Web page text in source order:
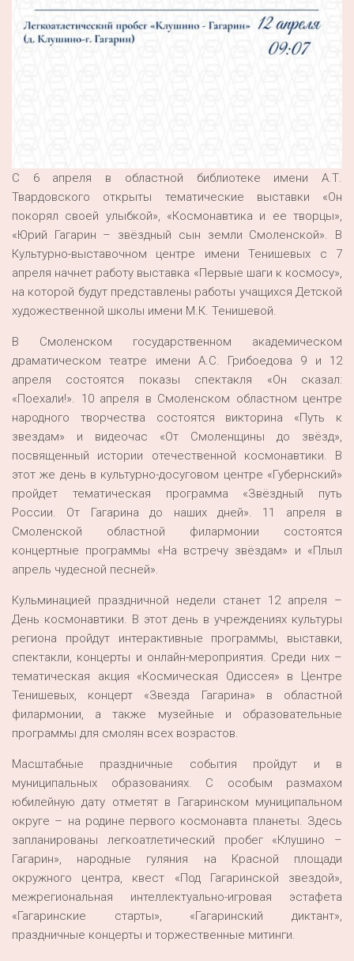
С 6 апреля в областной библиотеке имени А.Т.
Твардовского открыты тематические выставки «Он
покорял своей улыбкой», «Космонавтика и ее творцы»,
«Юрий Гагарин – звёздный сын земли Смоленской». В
Культурно-выставочном центре имени Тенишевых с 7
апреля начнет работу выставка «Первые шаги к космосу»,
на которой будут представлены работы учащихся Детской
художественной школы имени М.К. Тенишевой.
В Смоленском государственном академическом
драматическом театре имени А.С. Грибоедова 9 и 12
апреля состоятся показы спектакля «Он сказал:
«Поехали!». 10 апреля в Смоленском областном центре
народного творчества состоятся викторина «Путь к
звездам» и видеочас «От Смоленщины до звёзд»,
посвященный истории отечественной космонавтики. В
этот же день в культурно-досуговом центре «Губернский»
пройдет тематическая программа «Звёздный путь
России. От Гагарина до наших дней». 11 апреля в
Смоленской областной филармонии состоятся
концертные программы «На встречу звёздам» и «Плыл
апрель чудесной песней».
Кульминацией праздничной недели станет 12 апреля –
День космонавтики. В этот день в учреждениях культуры
региона пройдут интерактивные программы, выставки,
спектакли, концерты и онлайн-мероприятия. Среди них –
тематическая акция «Космическая Одиссея» в Центре
Тенишевых, концерт «Звезда Гагарина» в областной
филармонии, а также музейные и образовательные
программы для смолян всех возрастов.
Масштабные праздничные события пройдут и в
муниципальных образованиях. С особым размахом
юбилейную дату отметят в Гагаринском муниципальном
округе – на родине первого космонавта планеты. Здесь
запланированы легкоатлетический пробег «Клушино –
Гагарин», народные гуляния на Красной площади
окружного центра, квест «Под Гагаринской звездой»,
межрегиональная интеллектуально-игровая эстафета
«Гагаринские старты», «Гагаринский диктант»,
праздничные концерты и торжественные митинги.